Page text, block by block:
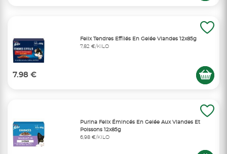
Felix Tendres Effilés En Gelée Viandes 12x85g
7,82 €/KILO
7.98 €
Purina Felix Émincés En Gelée Aux Viandes Et
Poissons 12x85g
6,98 €/KILO